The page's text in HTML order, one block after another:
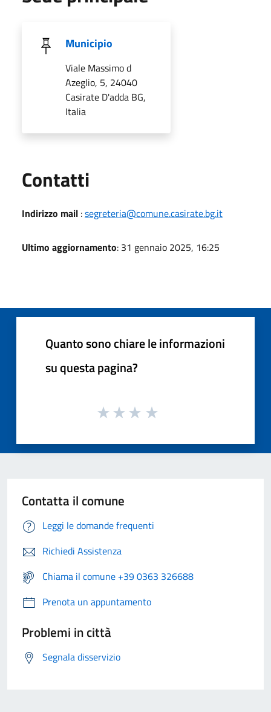
Municipio
Viale Massimo d
Azeglio, 5, 24040
Casirate D'adda BG,
Italia
Contatti
Indirizzo mail :segreteria@comune.casirate.bg.it
Ultimo aggiornamento: 31 gennaio 2025, 16:25
Quanto sono chiare le informazioni
su questa pagina?
Contatta il comune
Leggi le domande frequenti
Richiedi Assistenza
Chiama il comune +39 0363 326688
Prenota un appuntamento
Problemi in città
Segnala disservizio